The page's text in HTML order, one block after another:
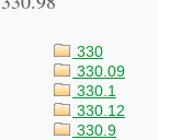
330
330.09
330.1
330.12
330.9